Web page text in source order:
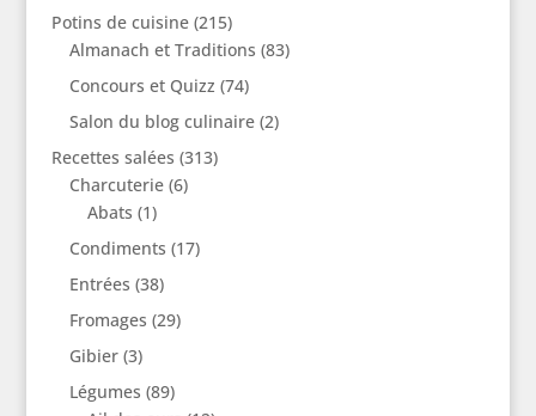
Potins de cuisine(215)
Almanach et Traditions (83)
Concours et Quizz (74)
Salon du blog culinaire(2)
Recettes salées (313)
Charcuterie(6)
Abats (1)
Condiments (17)
Entrées (38)
Fromages (29)
Gibier(3)
Légumes (89)